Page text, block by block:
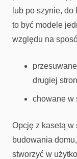
lub po szynie,
to być modele
względu na
drugiej
chowane w
Opcję z kasetą w
budowania
stworzyć w